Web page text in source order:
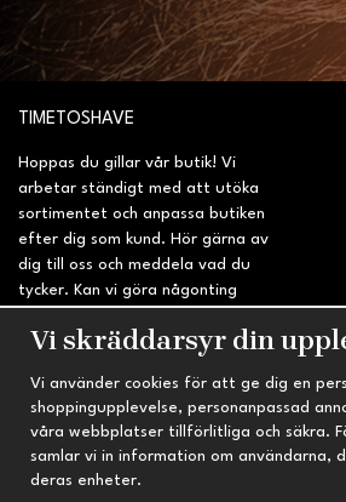
TIMETOSHAVE
Hoppas du gillar vår butik! Vi
arbetar ständigt med att utöka
sortimentet och anpassa butiken
efter dig som kund. Hör gärna av
dig till oss och meddela vad du
tycker. Kan vi göra någonting
sidan?
INFORMATION
Om oss
Nyheter
TRYGG HANDEL
Fri frakt vid köp över
Vi skräddarsyr din
Vi använder cookies för att ge dig en
shoppingupplevelse, personanpassad
våra webbplatser tillförlitliga och säkra.
samlar vi in information om användarna,
deras enheter.